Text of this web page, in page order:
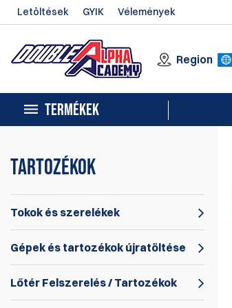
Letöltések GYIK Vélemények
Region
TERMÉKEK
Tartozékok
Tokok és szerelékek
Gépek és tartozékok újratöltése
Lőtér Felszerelés / Tartozékok